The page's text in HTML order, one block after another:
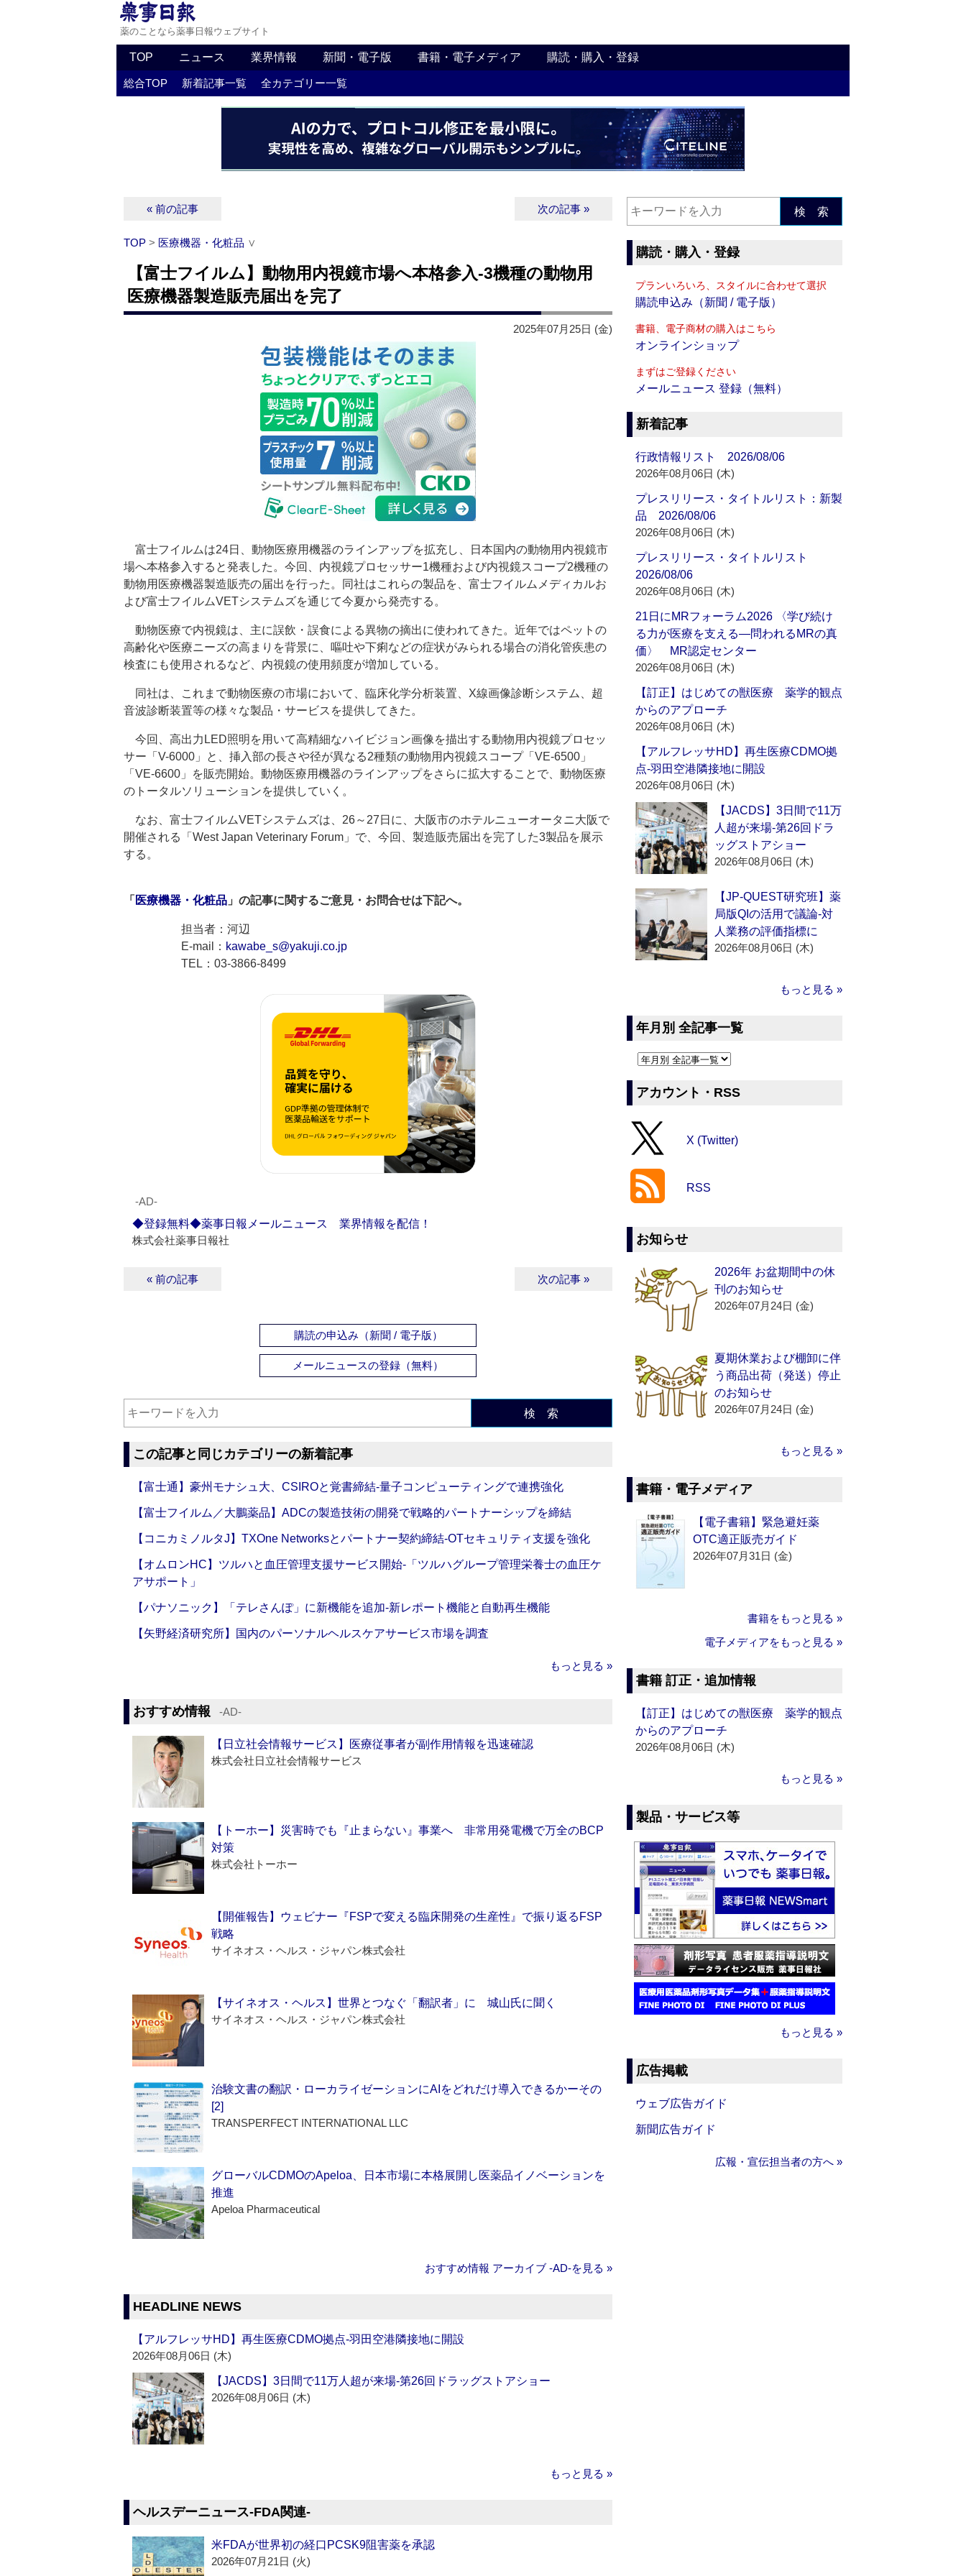
薬のことなら薬事日報ウェブサイト
TOP ニュース 業界情報 新聞・電子版 書籍・電子メディア 購読・購入・登録
総合TOP 新着記事一覧 全カテゴリー一覧
« 前の記事 次の記事 »
TOP > 医療機器・化粧品 ∨
【富士フイルム】動物用内視鏡市場へ本格参入‐3機種の動物用
医療機器製造販売届出を完了
2025年07月25日 (金)
富士フイルムは24日、動物医療用機器のラインアップを拡充し、日本国内の動物用内視鏡市
場へ本格参入すると発表した。今回、内視鏡プロセッサー1機種および内視鏡スコープ2機種の
動物用医療機器製造販売の届出を行った。同社はこれらの製品を、富士フイルムメディカルお
よび富士フイルムVETシステムズを通じて今夏から発売する。
動物医療で内視鏡は、主に誤飲・誤食による異物の摘出に使われてきた。近年ではペットの
高齢化や医療ニーズの高まりを背景に、嘔吐や下痢などの症状がみられる場合の消化管疾患の
検査にも使用されるなど、内視鏡の使用頻度が増加している。
同社は、これまで動物医療の市場において、臨床化学分析装置、X線画像診断システム、超
音波診断装置等の様々な製品・サービスを提供してきた。
今回、高出力LED照明を用いて高精細なハイビジョン画像を描出する動物用内視鏡プロセッ
サー「V-6000」と、挿入部の長さや径が異なる2種類の動物用内視鏡スコープ「VE-6500」
「VE-6600」を販売開始。動物医療用機器のラインアップをさらに拡大することで、動物医療
のトータルソリューションを提供していく。
なお、富士フイルムVETシステムズは、26～27日に、大阪市のホテルニューオータニ大阪で
開催される「West Japan Veterinary Forum」で、今回、製造販売届出を完了した3製品を展示
する。
「 医療機器・化粧品 」の記事に関するご意見・お問合せは下記へ。
担当者：河辺
E-mail： kawabe_s@yakuji.co.jp
TEL：03-3866-8499
‐AD‐
◆登録無料◆薬事日報メールニュース 業界情報を配信！
株式会社薬事日報社
« 前の記事 次の記事 »
購読の申込み（新聞 / 電子版）
メールニュースの登録（無料）
検 索
この記事と同じカテゴリーの新着記事
【富士通】豪州モナシュ大、CSIROと覚書締結‐量子コンピューティングで連携強化
【富士フイルム／大鵬薬品】ADCの製造技術の開発で戦略的パートナーシップを締結
【コニカミノルタJ】TXOne Networksとパートナー契約締結‐OTセキュリティ支援を強化
【オムロンHC】ツルハと血圧管理支援サービス開始‐「ツルハグループ管理栄養士の血圧ケ
アサポート」
【パナソニック】「テレさんぽ」に新機能を追加‐新レポート機能と自動再生機能
【矢野経済研究所】国内のパーソナルヘルスケアサービス市場を調査
もっと見る »
おすすめ情報 ‐AD‐
【日立社会情報サービス】医療従事者が副作用情報を迅速確認
株式会社日立社会情報サービス
【トーホー】災害時でも『止まらない』事業へ 非常用発電機で万全のBCP
対策
株式会社トーホー
【開催報告】ウェビナー『FSPで変える臨床開発の生産性』で振り返るFSP
戦略
サイネオス・ヘルス・ジャパン株式会社
【サイネオス・ヘルス】世界とつなぐ「翻訳者」に 城山氏に聞く
サイネオス・ヘルス・ジャパン株式会社
治験文書の翻訳・ローカライゼーションにAIをどれだけ導入できるかーその
[2]
TRANSPERFECT INTERNATIONAL LLC
グローバルCDMOのApeloa、日本市場に本格展開し医薬品イノベーションを
推進
Apeloa Pharmaceutical
おすすめ情報 アーカイブ ‐AD‐を見る »
HEADLINE NEWS
【アルフレッサHD】再生医療CDMO拠点‐羽田空港隣接地に開設
2026年08月06日 (木)
【JACDS】3日間で11万人超が来場‐第26回ドラッグストアショー
2026年08月06日 (木)
もっと見る »
ヘルスデーニュース‐FDA関連‐
米FDAが世界初の経口PCSK9阻害薬を承認
2026年07月21日 (火)
検 索
購読・購入・登録
プランいろいろ、スタイルに合わせて選択
購読申込み（新聞 / 電子版）
書籍、電子商材の購入はこちら
オンラインショップ
まずはご登録ください
メールニュース 登録（無料）
新着記事
行政情報リスト 2026/08/06
2026年08月06日 (木)
プレスリリース・タイトルリスト：新製
品 2026/08/06
2026年08月06日 (木)
プレスリリース・タイトルリスト
2026/08/06
2026年08月06日 (木)
21日にMRフォーラム2026 〈学び続け
る力が医療を支える―問われるMRの真
価〉 MR認定センター
2026年08月06日 (木)
【訂正】はじめての獣医療 薬学的観点
からのアプローチ
2026年08月06日 (木)
【アルフレッサHD】再生医療CDMO拠
点‐羽田空港隣接地に開設
2026年08月06日 (木)
【JACDS】3日間で11万
人超が来場‐第26回ドラ
ッグストアショー
2026年08月06日 (木)
【JP-QUEST研究班】薬
局版QIの活用で議論‐対
人業務の評価指標に
2026年08月06日 (木)
もっと見る »
年月別 全記事一覧
アカウント・RSS
X (Twitter)
RSS
お知らせ
2026年 お盆期間中の休
刊のお知らせ
2026年07月24日 (金)
夏期休業および棚卸に伴
う商品出荷（発送）停止
のお知らせ
2026年07月24日 (金)
もっと見る »
書籍・電子メディア
【電子書籍】緊急避妊薬
OTC適正販売ガイド
2026年07月31日 (金)
書籍をもっと見る »
電子メディアをもっと見る »
書籍 訂正・追加情報
【訂正】はじめての獣医療 薬学的観点
からのアプローチ
2026年08月06日 (木)
もっと見る »
製品・サービス等
もっと見る »
広告掲載
ウェブ広告ガイド
新聞広告ガイド
広報・宣伝担当者の方へ »